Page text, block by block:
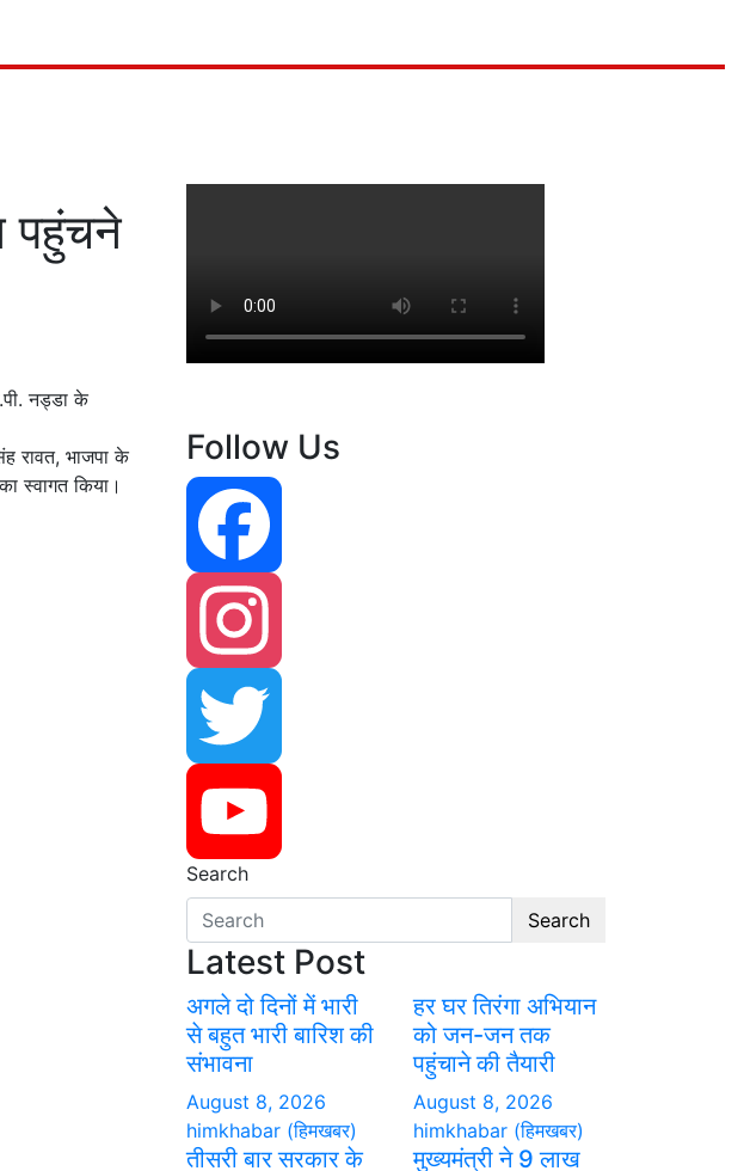
पहुंचने
नड्डा के
रावत, भाजपा के
स्वागत किया।
Follow Us
Facebook
Instagram
Twitter
YouTube
Search
Search
Latest Post
अगले दो दिनों में भारी
से बहुत भारी बारिश की
संभावना
August 8, 2026
himkhabar (हिमखबर)
हर घर तिरंगा अभियान
को जन-जन तक
पहुंचाने की तैयारी
August 8, 2026
himkhabar (हिमखबर)
तीसरी बार सरकार के
मुख्यमंत्री ने 9 लाख